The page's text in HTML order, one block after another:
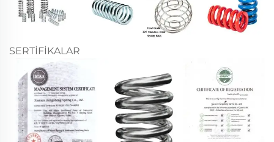
SERTİFİKALAR